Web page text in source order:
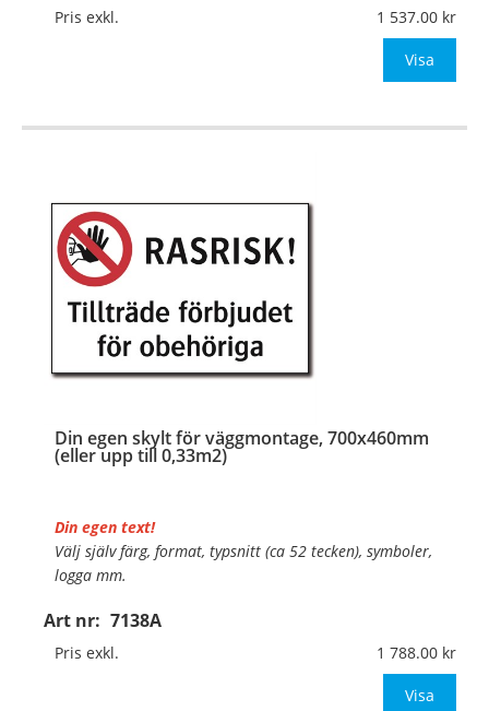
Mått:500x330mm (eller annat mått upp till 0,17m²)
Pris exkl. 1 537.00
Visa
Din egen skylt för väggmontage, 700x460mm
(eller upp till 0,33m2)
Art nr: 7138A
Din egen text!
Välj själv färg, format, typsnitt (ca 52 tecken), symboler,
logga mm.
Material:Plan aluminium, 0,7mm (väggmontage)
Mått:700x460mm (eller annat mått upp till 0,33m²)
Pris exkl. 1 788.00
Visa